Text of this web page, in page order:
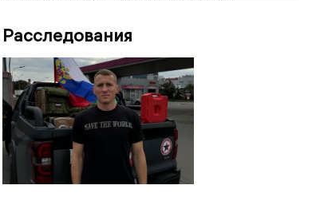
Расследования